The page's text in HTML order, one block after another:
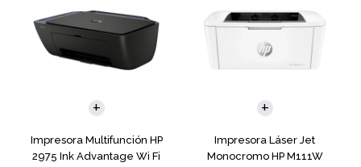
Impresora Multifunción HP
2975 Ink Advantage Wi Fi
Impresora Láser Jet
Monocromo HP M111W